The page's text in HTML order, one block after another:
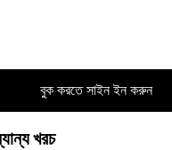
বুক করতে সাইন ইন করুন
খরচ